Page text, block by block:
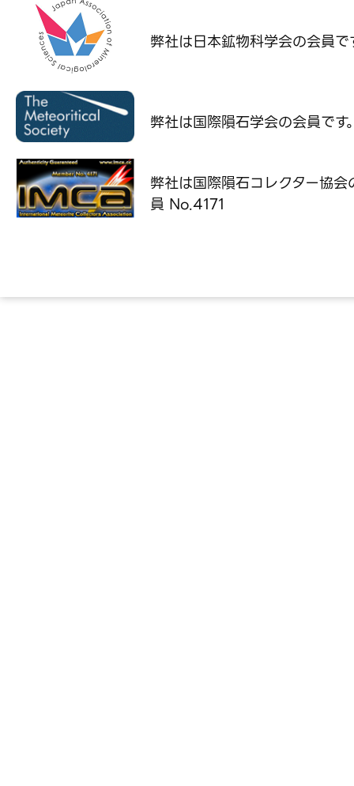
弊社は日本鉱物科学会の会員で
弊社は国際隕石学会の会員です
弊社は国際隕石コレクター協会
員 No.4171